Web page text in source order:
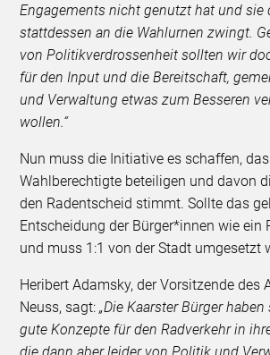
Engagements nicht genutzt hat und sie
stattdessen an die Wahlurnen zwingt.
von Politikverdrossenheit sollten wir
für den Input und die Bereitschaft,
und Verwaltung etwas zum Besseren
wollen.“
Nun muss die Initiative es schaffen,
Wahlberechtigte beteiligen und davon
den Radentscheid stimmt. Sollte das
Entscheidung der Bürger*innen wie ein
und muss 1:1 von der Stadt umgesetzt
Heribert Adamsky, der Vorsitzende des
Neuss, sagt:„Die Kaarster Bürger
gute Konzepte für den Radverkehr in